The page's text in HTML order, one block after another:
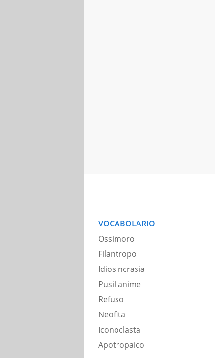
VOCABOLARIO
Ossimoro
Filantropo
Idiosincrasia
Pusillanime
Refuso
Neofita
Iconoclasta
Apotropaico